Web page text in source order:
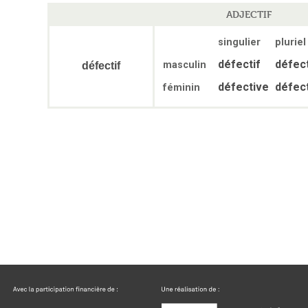
ADJECTIF
défectif
singulier
pluriel
masculin
défectif
féminin défective